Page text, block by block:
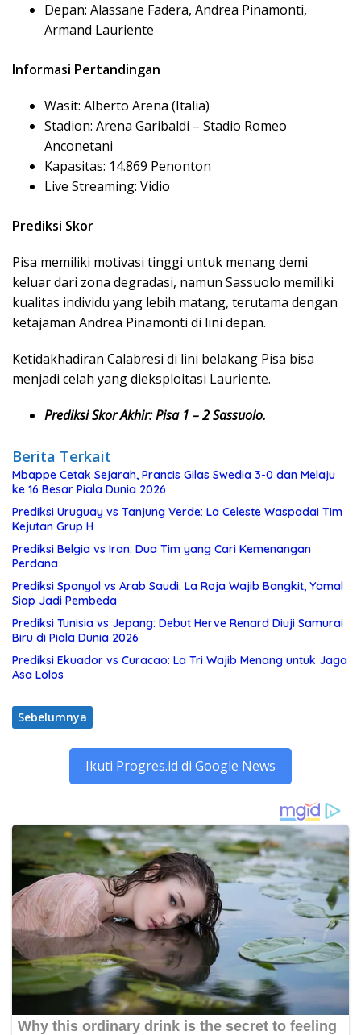
Depan: Alassane Fadera, Andrea Pinamonti,
Armand Lauriente
Informasi Pertandingan
Wasit: Alberto Arena (Italia)
Stadion: Arena Garibaldi – Stadio Romeo
Anconetani
Kapasitas: 14.869 Penonton
Live Streaming: Vidio
Prediksi Skor
Pisa memiliki motivasi tinggi untuk menang demi
keluar dari zona degradasi, namun Sassuolo memiliki
kualitas individu yang lebih matang, terutama dengan
ketajaman Andrea Pinamonti di lini depan.
Ketidakhadiran Calabresi di lini belakang Pisa bisa
menjadi celah yang dieksploitasi Lauriente.
Prediksi Skor Akhir: Pisa 1 – 2 Sassuolo.
Berita Terkait
Mbappe Cetak Sejarah, Prancis Gilas Swedia 3-0 dan Melaju
ke 16 Besar Piala Dunia 2026
Prediksi Uruguay vs Tanjung Verde: La Celeste Waspadai Tim
Kejutan Grup H
Prediksi Belgia vs Iran: Dua Tim yang Cari Kemenangan
Perdana
Prediksi Spanyol vs Arab Saudi: La Roja Wajib Bangkit, Yamal
Siap Jadi Pembeda
Prediksi Tunisia vs Jepang: Debut Herve Renard Diuji Samurai
Biru di Piala Dunia 2026
Prediksi Ekuador vs Curacao: La Tri Wajib Menang untuk Jaga
Asa Lolos
Sebelumnya
Ikuti Progres.id di Google News